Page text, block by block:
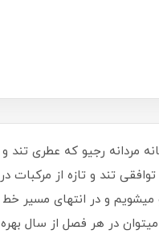
مردانه رجیو که عطری تند و
تند و تازه از مرکبات در
میشویم و در انتهای مسیر خط
در هر فصل از سال بهره